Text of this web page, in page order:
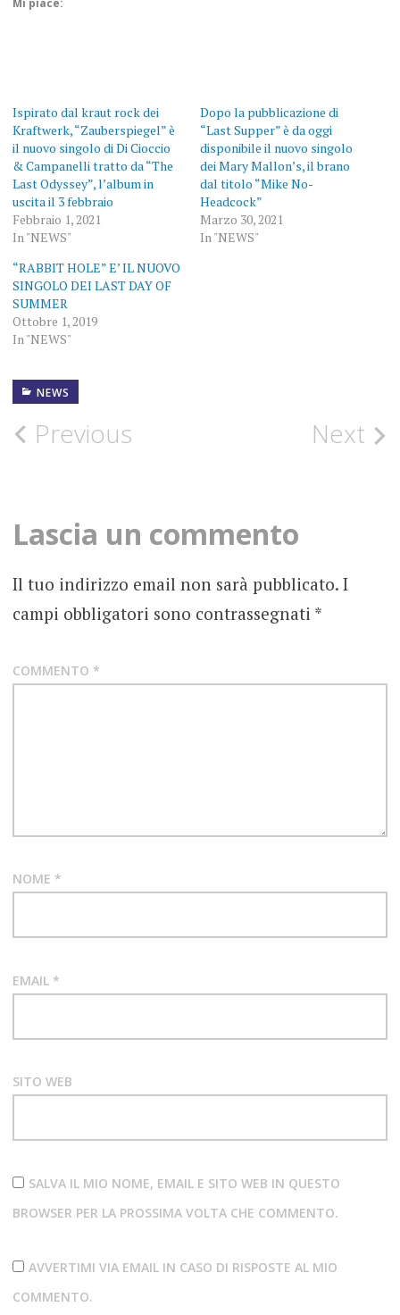
Mi piace:
Ispirato dal kraut rock dei
Kraftwerk, “Zauberspiegel” è
il nuovo singolo di Di Cioccio
& Campanelli tratto da “The
Last Odyssey”, l’album in
uscita il 3 febbraio
Febbraio 1, 2021
In "NEWS"
Dopo la pubblicazione di
“Last Supper” è da oggi
disponibile il nuovo singolo
dei Mary Mallon’s, il brano
dal titolo “Mike No-
Headcock”
Marzo 30, 2021
In "NEWS"
“RABBIT HOLE” E’ IL NUOVO
SINGOLO DEI LAST DAY OF
SUMMER
Ottobre 1, 2019
In "NEWS"
NEWS
FLOWERSTONES
FOTOGRAFIE
NUOVO
LAST
IN
VAULT
Post
Previous Next
Lascia un commento
Il tuo indirizzo email non sarà pubblicato. I
campi obbligatori sono contrassegnati *
COMMENTO *
NOME *
EMAIL *
SITO WEB
SALVA IL MIO NOME, EMAIL E SITO WEB IN QUESTO
BROWSER PER LA PROSSIMA VOLTA CHE COMMENTO.
AVVERTIMI VIA EMAIL IN CASO DI RISPOSTE AL MIO
COMMENTO.